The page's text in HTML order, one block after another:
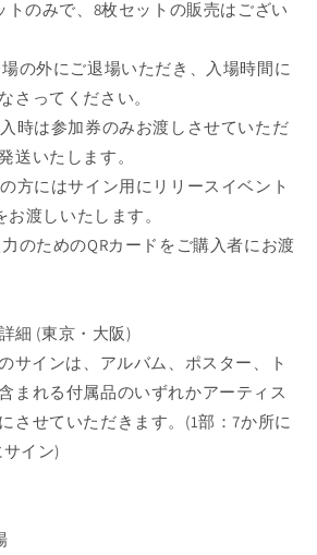
のみで、8枚セットの販売はござい
の外にご退場いただき、入場時間に
さってください。
時は参加券のみお渡しさせていただ
送いたします。
方にはサイン用にリリースイベント
渡しいたします。
のためのQRカードをご購入者にお渡
細 (東京・大阪)
サインは、アルバム、ポスター、ト
まれる付属品のいずれかアーティス
させていただきます。(1部：7か所に
イン)